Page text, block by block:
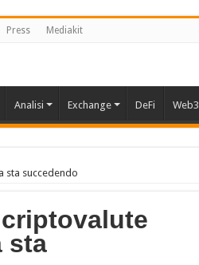
Press Mediakit
Analisi Exchange DeFi Web3
sta succedendo
sta